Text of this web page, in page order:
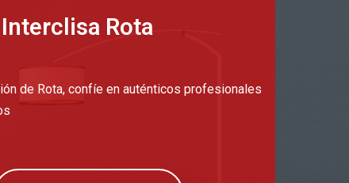
Rota
de Rota, confíe en auténticos profesionales